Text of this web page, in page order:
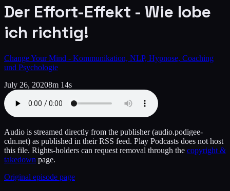
Der Effort-Effekt - Wie lobe
ich richtig!
Change Your Mind - Kommunikation, NLP, Hypnose, Coaching
und Psychologie
July 26, 20208m 14s
Audio is streamed directly from the publisher(audio.podigee-
cdn.net) as published in their RSS feed. Play Podcasts does not host
this file. Rights-holders can request removal through the copyright &
takedown page.
Original episode page